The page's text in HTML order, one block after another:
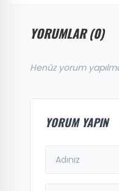
YORUMLAR (0)
Henüz yorum
YORUM YAPIN